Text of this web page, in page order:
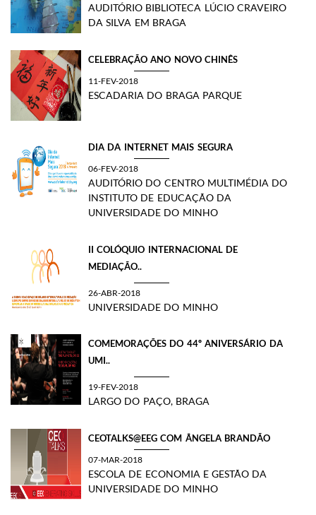
AUDITÓRIO BIBLIOTECA LÚCIO CRAVEIRO
DA SILVA EM BRAGA
CELEBRAÇÃO ANO NOVO CHINÊS
11-FEV-2018
ESCADARIA DO BRAGA PARQUE
DIA DA INTERNET MAIS SEGURA
06-FEV-2018
AUDITÓRIO DO CENTRO MULTIMÉDIA DO
INSTITUTO DE EDUCAÇÃO DA
UNIVERSIDADE DO MINHO
II COLÓQUIO INTERNACIONAL DE
MEDIAÇÃO..
26-ABR-2018
UNIVERSIDADE DO MINHO
COMEMORAÇÕES DO 44º ANIVERSÁRIO DA
UMI..
19-FEV-2018
LARGO DO PAÇO, BRAGA
CEOTALKS@EEG COM ÂNGELA BRANDÃO
07-MAR-2018
ESCOLA DE ECONOMIA E GESTÃO DA
UNIVERSIDADE DO MINHO